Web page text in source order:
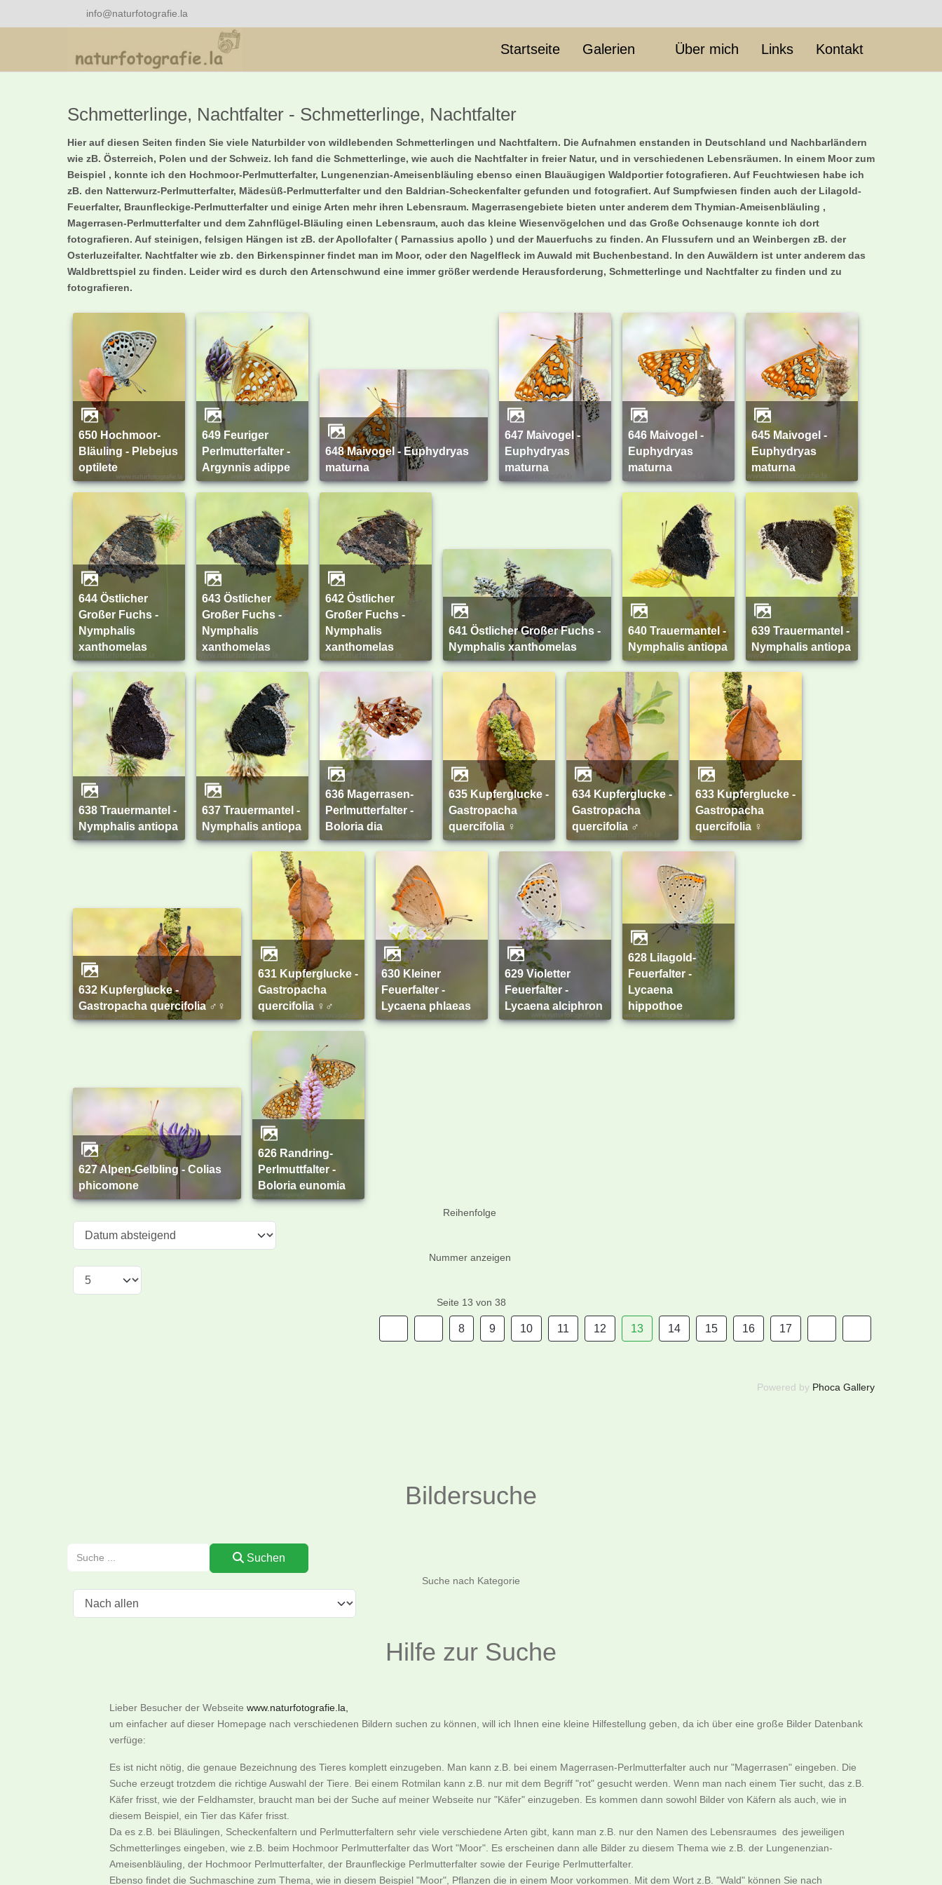
info@naturfotografie.la
Startseite Galerien Über mich Links Kontakt
Schmetterlinge, Nachtfalter - Schmetterlinge, Nachtfalter
Hier auf diesen Seiten finden Sie viele Naturbilder von wildlebenden Schmetterlingen und Nachtfaltern. Die Aufnahmen enstanden in Deutschland und Nachbarländern
wie zB. Österreich, Polen und der Schweiz. Ich fand die Schmetterlinge, wie auch die Nachtfalter in freier Natur, und in verschiedenen Lebensräumen. In einem Moor zum
Beispiel , konnte ich den Hochmoor-Perlmutterfalter, Lungenenzian-Ameisenbläuling ebenso einen Blauäugigen Waldportier fotografieren. Auf Feuchtwiesen habe ich
zB. den Natterwurz-Perlmutterfalter, Mädesüß-Perlmutterfalter und den Baldrian-Scheckenfalter gefunden und fotografiert. Auf Sumpfwiesen finden auch der Lilagold-
Feuerfalter, Braunfleckige-Perlmutterfalter und einige Arten mehr ihren Lebensraum. Magerrasengebiete bieten unter anderem dem Thymian-Ameisenbläuling ,
Magerrasen-Perlmutterfalter und dem Zahnflügel-Bläuling einen Lebensraum, auch das kleine Wiesenvögelchen und das Große Ochsenauge konnte ich dort
fotografieren. Auf steinigen, felsigen Hängen ist zB. der Apollofalter ( Parnassius apollo ) und der Mauerfuchs zu finden. An Flussufern und an Weinbergen zB. der
Osterluzeifalter. Nachtfalter wie zb. den Birkenspinner findet man im Moor, oder den Nagelfleck im Auwald mit Buchenbestand. In den Auwäldern ist unter anderem das
Waldbrettspiel zu finden. Leider wird es durch den Artenschwund eine immer größer werdende Herausforderung, Schmetterlinge und Nachtfalter zu finden und zu
fotografieren.
650 Hochmoor-
Bläuling - Plebejus
optilete
649 Feuriger
Perlmutterfalter -
Argynnis adippe
648 Maivogel - Euphydryas
maturna
647 Maivogel -
Euphydryas
maturna
646 Maivogel -
Euphydryas
maturna
645 Maivogel -
Euphydryas
maturna
644 Östlicher
Großer Fuchs -
Nymphalis
xanthomelas
643 Östlicher
Großer Fuchs -
Nymphalis
xanthomelas
642 Östlicher
Großer Fuchs -
Nymphalis
xanthomelas
641 Östlicher Großer Fuchs -
Nymphalis xanthomelas
640 Trauermantel -
Nymphalis antiopa
639 Trauermantel -
Nymphalis antiopa
638 Trauermantel -
Nymphalis antiopa
637 Trauermantel -
Nymphalis antiopa
636 Magerrasen-
Perlmutterfalter -
Boloria dia
635 Kupferglucke -
Gastropacha
quercifolia ♀
634 Kupferglucke -
Gastropacha
quercifolia ♂
633 Kupferglucke -
Gastropacha
quercifolia ♀
632 Kupferglucke -
Gastropacha quercifolia ♂♀
631 Kupferglucke -
Gastropacha
quercifolia ♀♂
630 Kleiner
Feuerfalter -
Lycaena phlaeas
629 Violetter
Feuerfalter -
Lycaena alciphron
628 Lilagold-
Feuerfalter -
Lycaena
hippothoe
627 Alpen-Gelbling - Colias
phicomone
626 Randring-
Perlmuttfalter -
Boloria eunomia
Reihenfolge
Nummer anzeigen
Seite 13 von 38
8 9 10 11 12 13 14 15 16 17
Powered by Phoca Gallery
Bildersuche
Suchen
Suche nach Kategorie
Hilfe zur Suche
Lieber Besucher der Webseite www.naturfotografie.la,
um einfacher auf dieser Homepage nach verschiedenen Bildern suchen zu können, will ich Ihnen eine kleine Hilfestellung geben, da ich über eine große Bilder Datenbank
verfüge:
Es ist nicht nötig, die genaue Bezeichnung des Tieres komplett einzugeben. Man kann z.B. bei einem Magerrasen-Perlmutterfalter auch nur "Magerrasen" eingeben. Die
Suche erzeugt trotzdem die richtige Auswahl der Tiere. Bei einem Rotmilan kann z.B. nur mit dem Begriff "rot" gesucht werden. Wenn man nach einem Tier sucht, das z.B.
Käfer frisst, wie der Feldhamster, braucht man bei der Suche auf meiner Webseite nur "Käfer" einzugeben. Es kommen dann sowohl Bilder von Käfern als auch, wie in
diesem Beispiel, ein Tier das Käfer frisst.
Da es z.B. bei Bläulingen, Scheckenfaltern und Perlmutterfaltern sehr viele verschiedene Arten gibt, kann man z.B. nur den Namen des Lebensraumes des jeweiligen
Schmetterlinges eingeben, wie z.B. beim Hochmoor Perlmutterfalter das Wort "Moor". Es erscheinen dann alle Bilder zu diesem Thema wie z.B. der Lungenenzian-
Ameisenbläuling, der Hochmoor Perlmutterfalter, der Braunfleckige Perlmutterfalter sowie der Feurige Perlmutterfalter.
Ebenso findet die Suchmaschine zum Thema, wie in diesem Beispiel "Moor", Pflanzen die in einem Moor vorkommen. Mit dem Wort z.B. "Wald" können Sie nach